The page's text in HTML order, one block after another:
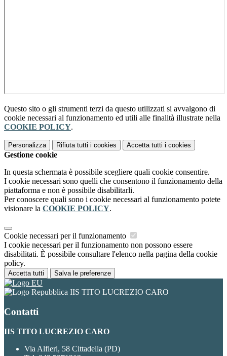
Questo sito o gli strumenti terzi da questo utilizzati si avvalgono di
cookie necessari al funzionamento ed utili alle finalità illustrate nella
COOKIE POLICY.
Personalizza Rifiuta tutti i cookies Accetta tutti i cookies
Gestione cookie
In questa schermata è possibile scegliere quali cookie consentire.
I cookie necessari sono quelli che consentono il funzionamento della
piattaforma e non è possibile disabilitarli.
Per conoscere quali sono i cookie necessari al funzionamento potete
visionare la COOKIE POLICY.
Cookie necessari per il funzionamento
I cookie necessari per il funzionamento non possono essere
disabilitati. È possibile consultare l'elenco nella pagina della cookie
policy.
Accetta tutti Salva le preferenze
IIS TITO LUCREZIO CARO
Contatti
IIS TITO LUCREZIO CARO
Via Alfieri, 58 Cittadella (PD)